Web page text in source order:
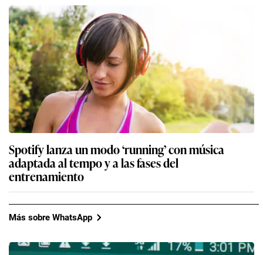
Spotify lanza un modo ‘running’ con música
adaptada al tempo y a las fases del
entrenamiento
Más sobre WhatsApp